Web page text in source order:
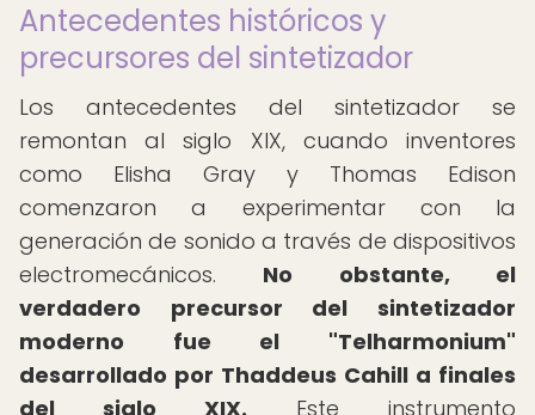
Antecedentes históricos y
precursores del sintetizador
Los antecedentes del sintetizador se
remontan al siglo XIX, cuando inventores
como Elisha Gray y Thomas Edison
comenzaron a experimentar con la
generación de sonido a través de dispositivos
electromecánicos. No obstante, el
verdadero precursor del sintetizador
moderno fue el "Telharmonium"
desarrollado por Thaddeus Cahill a finales
del siglo XIX. Este instrumento